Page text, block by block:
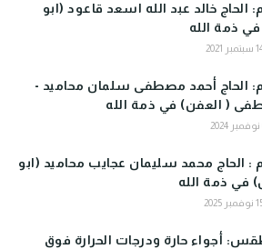
الحاج خالد عبد الله اسعد قاعود (ابو
ذمة الله
الحاج أحمد مصطفى سلمان محاميد -
( العفن) في ذمة الله
: الحاج محمد سليمان عجايب محاميد (ابو
في ذمة الله
أجواء حارة ودرجات الحرارة فوق